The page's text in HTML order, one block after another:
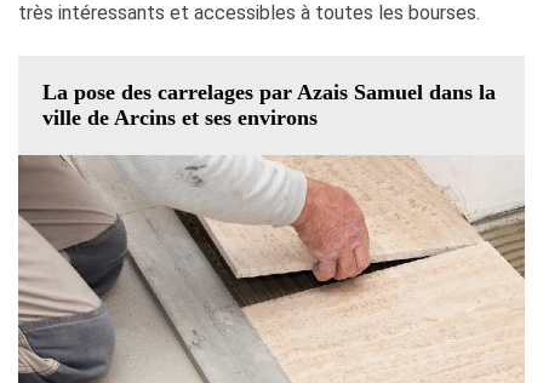
très intéressants et accessibles à toutes les bourses.
La pose des carrelages par Azais Samuel dans la
ville de Arcins et ses environs